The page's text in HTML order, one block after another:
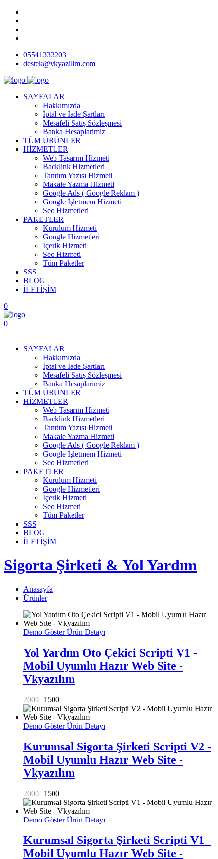
05541333203
destek@vkyazilim.com
SAYFALAR
Hakkımızda
İptal ve İade Şartları
Mesafeli Satış Sözleşmesi
Banka Hesaplarimiz
TÜM ÜRÜNLER
HİZMETLER
Web Tasarım Hizmeti
Backlink Hizmetleri
Tanıtım Yazısı Hizmeti
Makale Yazma Hizmeti
Google Ads ( Google Reklam )
Google İşletmem Hizmeti
Seo Hizmetleri
PAKETLER
Kurulum Hizmeti
Google Hizmetleri
İçerik Hizmeti
Seo Hizmeti
Tüm Paketler
SSS
BLOG
İLETİŞİM
0
0
SAYFALAR
Hakkımızda
İptal ve İade Şartları
Mesafeli Satış Sözleşmesi
Banka Hesaplarimiz
TÜM ÜRÜNLER
HİZMETLER
Web Tasarım Hizmeti
Backlink Hizmetleri
Tanıtım Yazısı Hizmeti
Makale Yazma Hizmeti
Google Ads ( Google Reklam )
Google İşletmem Hizmeti
Seo Hizmetleri
PAKETLER
Kurulum Hizmeti
Google Hizmetleri
İçerik Hizmeti
Seo Hizmeti
Tüm Paketler
SSS
BLOG
İLETİŞİM
Sigorta Şirketi & Yol Yardım
Anasayfa
Ürünler
Demo GösterÜrün Detayı
Yol Yardım Oto Çekici Scripti V1 -
Mobil Uyumlu Hazır Web Site -
Vkyazılım
2000 1500
Demo GösterÜrün Detayı
Kurumsal Sigorta Şirketi Scripti V2 -
Mobil Uyumlu Hazır Web Site -
Vkyazılım
2000 1500
Demo GösterÜrün Detayı
Kurumsal Sigorta Şirketi Scripti V1 -
Mobil Uyumlu Hazır Web Site -